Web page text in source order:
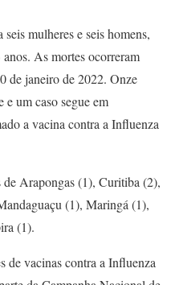
mulheres e seis homens,
As mortes ocorreram
de janeiro de 2022. Onze
um caso segue em
a vacina contra a Influenza
de Arapongas (1), Curitiba (2),
(1), Maringá (1),
(1).
de vacinas contra a Influenza